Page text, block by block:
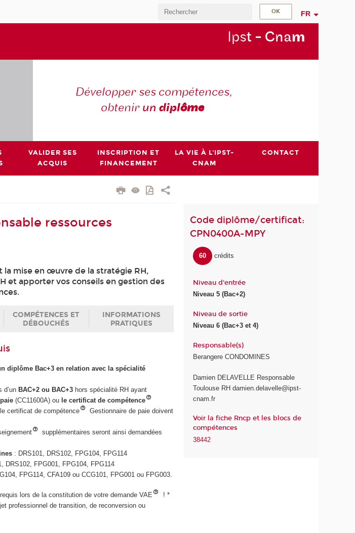
FR
Ipst - Cnam
Développer ses compétences,
obtenir undiplôme
VALIDER SES
ACQUIS
INSCRIPTION ET
FINANCEMENT
LA VIE À L'IPST-
CNAM
CONTACT
ressources
la mise en œuvre de la stratégie RH,
et apporter vos conseils en gestion des
COMPÉTENCES ET
DÉBOUCHÉS
INFORMATIONS
PRATIQUES
diplôme Bac+3 en relation avec la spécialité
d’un BAC+2 ou BAC+3 hors spécialité RH ayant
(CC11600A) ou le certificat de compétence
certificat de compétence
Gestionnaire de paie doivent
supplémentaires seront ainsi demandées
: DRS101, DRS102, FPG104, FPG114
DRS102, FPG001, FPG104, FPG114
FPG114, CFA109 ou CCG101, FPG001 ou FPG003.
lors de la constitution de votre demande VAE
! *
professionnel de transition, de reconversion ou
Code diplôme/certificat:
CPN0400A-MPY
60 crédits
Niveau d'entrée
Niveau 5 (Bac+2)
Niveau de sortie
Niveau 6 (Bac+3 et 4)
Responsable(s)
Berangere CONDOMINES
Damien DELAVELLE Responsable
Toulouse RH damien.delavelle@ipst-
cnam.fr
Voir la fiche Rncp et les blocs de
compétences
38442